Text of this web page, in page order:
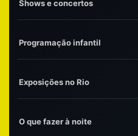
Shows e concertos
Programação infantil
Exposições no Rio
O que fazer à noite